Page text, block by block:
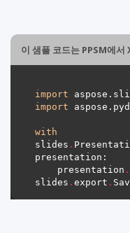
이 샘플 코드는 PPSM에
import
import
with
slides .
    presentation
.
slides . export .